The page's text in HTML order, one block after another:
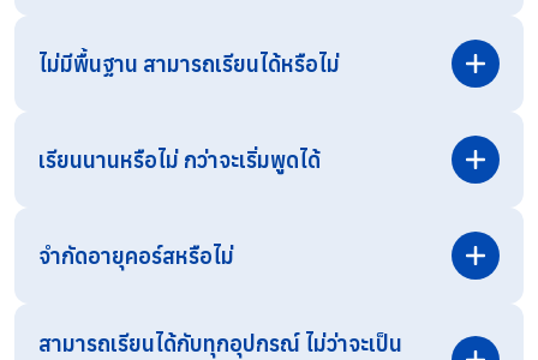
ไม่มีพื้นฐาน สามารถเรียนได้หรือไม่
เรียนนานหรือไม่ กว่าจะเริ่มพูดได้
จำกัดอายุคอร์สหรือไม่
สามารถเรียนได้กับทุกอุปกรณ์ ไม่ว่าจะเป็น